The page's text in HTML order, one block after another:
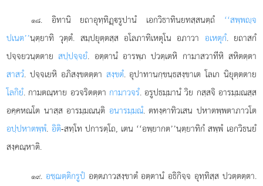
๑๘. อิทานิ ยถาอุทฺทิฏฺรูปานํ เอกวิธาทินยทสฺสนตฺถํ ‘‘สพฺพฺจ
ปเนต’’นฺตฺยาทิ วุตฺตํ. สมฺปยุตฺตสฺส อโลภาทิเหตุโน อภาวา อเหตุกํ. ยถาสกํ
ปจฺจยวนฺตตายสปฺปจฺจยํ. อตฺตานํ อารพฺภ ปวตฺเตหิ กามาสวาทีหิ สหิตตฺตา
สาสวํ. ปจฺจเยหิ อภิสงฺขตตฺตา สงฺขตํ. อุปาทานกฺขนฺธสงฺขาเต โลเก นิยุตฺตตาย
โลกิยํ. กามตณฺหาย อวจริตตฺตา กามาวจรํ. อรูปธมฺมานํ วิย กสฺสจิ อารมฺมณสฺส
อคฺคหณโต นาสฺส อารมฺมณนฺติ อนารมฺมณํ. ตทงฺคาทิวเสน ปหาตพฺพตาภาวโต
อปฺปหาตพฺพํ. อิติ-สทฺโท ปการตฺโถ, เตน ‘‘อพฺยากต’’นฺตฺยาทิกํ สพฺพํ เอกวิธนยํ
สงฺคณฺหาติ.
๑๙. อชฺฌตฺติกรูปํ อตฺตภาวสงฺขาตํ อตฺตานํ อธิกิจฺจ อุทฺทิสฺส ปวตฺตตฺตา.